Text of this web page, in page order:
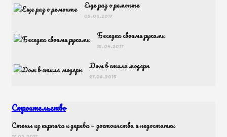
Еще раз о ремонте
05.06.2017
Беседка своими руками
15.04.2017
Дом в стиле модерн
27.08.2015
Строительство
Cтены из кирпича и дерева — достоинства и недостатки